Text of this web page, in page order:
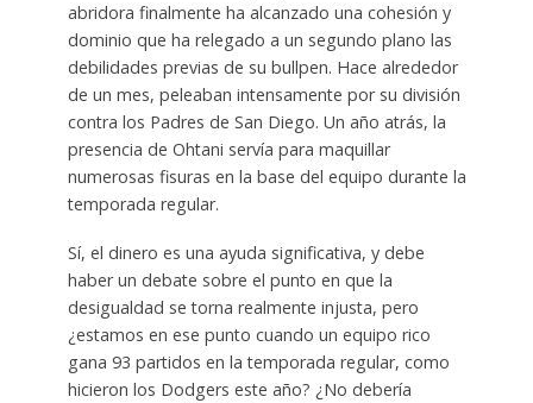
abridora finalmente ha alcanzado una cohesión y
dominio que ha relegado a un segundo plano las
debilidades previas de su bullpen. Hace alrededor
de un mes, peleaban intensamente por su división
contra los Padres de San Diego. Un año atrás, la
presencia de Ohtani servía para maquillar
numerosas fisuras en la base del equipo durante la
temporada regular.
Sí, el dinero es una ayuda significativa, y debe
haber un debate sobre el punto en que la
desigualdad se torna realmente injusta, pero
¿estamos en ese punto cuando un equipo rico
gana 93 partidos en la temporada regular, como
hicieron los Dodgers este año? ¿No debería